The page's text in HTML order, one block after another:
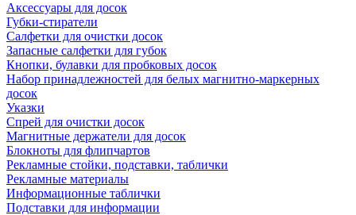
Аксессуары для досок
Губки-стиратели
Салфетки для очистки досок
Запасные салфетки для губок
Кнопки, булавки для пробковых досок
Набор принадлежностей для белых магнитно-маркерных
досок
Указки
Спрей для очистки досок
Магнитные держатели для досок
Блокноты для флипчартов
Рекламные стойки, подставки, таблички
Рекламные материалы
Информационные таблички
Подставки для информации